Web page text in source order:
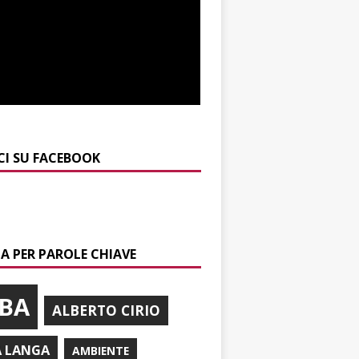
SU FACEBOOK
PER PAROLE CHIAVE
ALBERTO CIRIO
LANGA AMBIENTE